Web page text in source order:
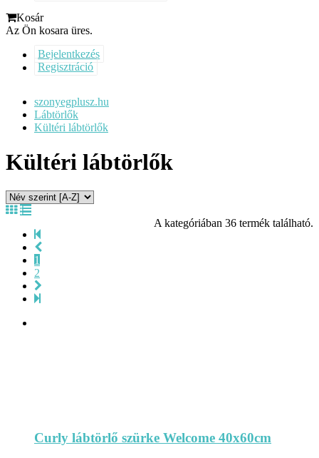
Kosár
Az Ön kosara üres.
Bejelentkezés
Regisztráció
szonyegplusz.hu
Lábtörlők
Kültéri lábtörlők
Kültéri lábtörlők
A kategóriában 36 termék található.
1
2
Curly lábtörlő szürke Welcome 40x60cm